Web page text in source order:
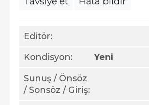
Editör:
Kondisyon: Yeni
Sunuş / Önsöz
/ Sonsöz / Giriş: